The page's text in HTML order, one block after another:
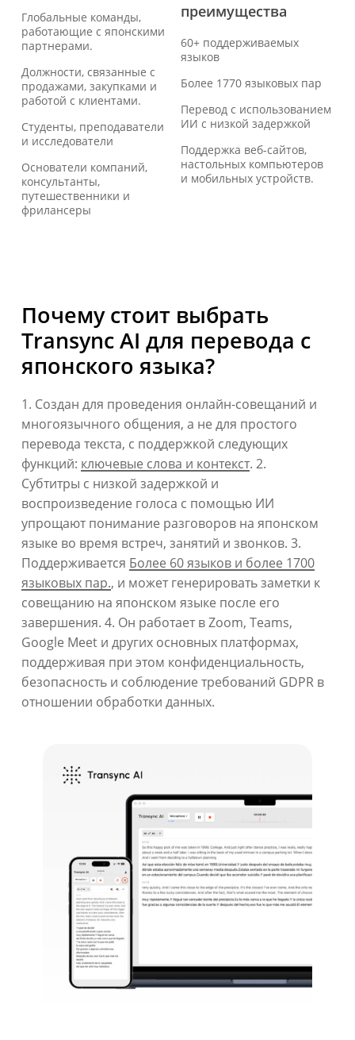
Глобальные команды,
работающие с японскими
партнерами.
Должности, связанные с
продажами, закупками и
работой с клиентами.
Студенты, преподаватели
и исследователи
Основатели компаний,
консультанты,
путешественники и
фрилансеры
преимущества
60+ поддерживаемых
языков
Более 1770 языковых пар
Перевод с использованием
ИИ с низкой задержкой
Поддержка веб-сайтов,
настольных компьютеров
и мобильных устройств.
Почему стоит выбрать
Transync AI для перевода с
японского языка?
1. Создан для проведения онлайн-совещаний и
многоязычного общения, а не для простого
перевода текста, с поддержкой следующих
функций: ключевые слова и контекст. 2.
Субтитры с низкой задержкой и
воспроизведение голоса с помощью ИИ
упрощают понимание разговоров на японском
языке во время встреч, занятий и звонков. 3.
Поддерживается Более 60 языков и более 1700
языковых пар., и может генерировать заметки к
совещанию на японском языке после его
завершения. 4. Он работает в Zoom, Teams,
Google Meet и других основных платформах,
поддерживая при этом конфиденциальность,
безопасность и соблюдение требований GDPR в
отношении обработки данных.